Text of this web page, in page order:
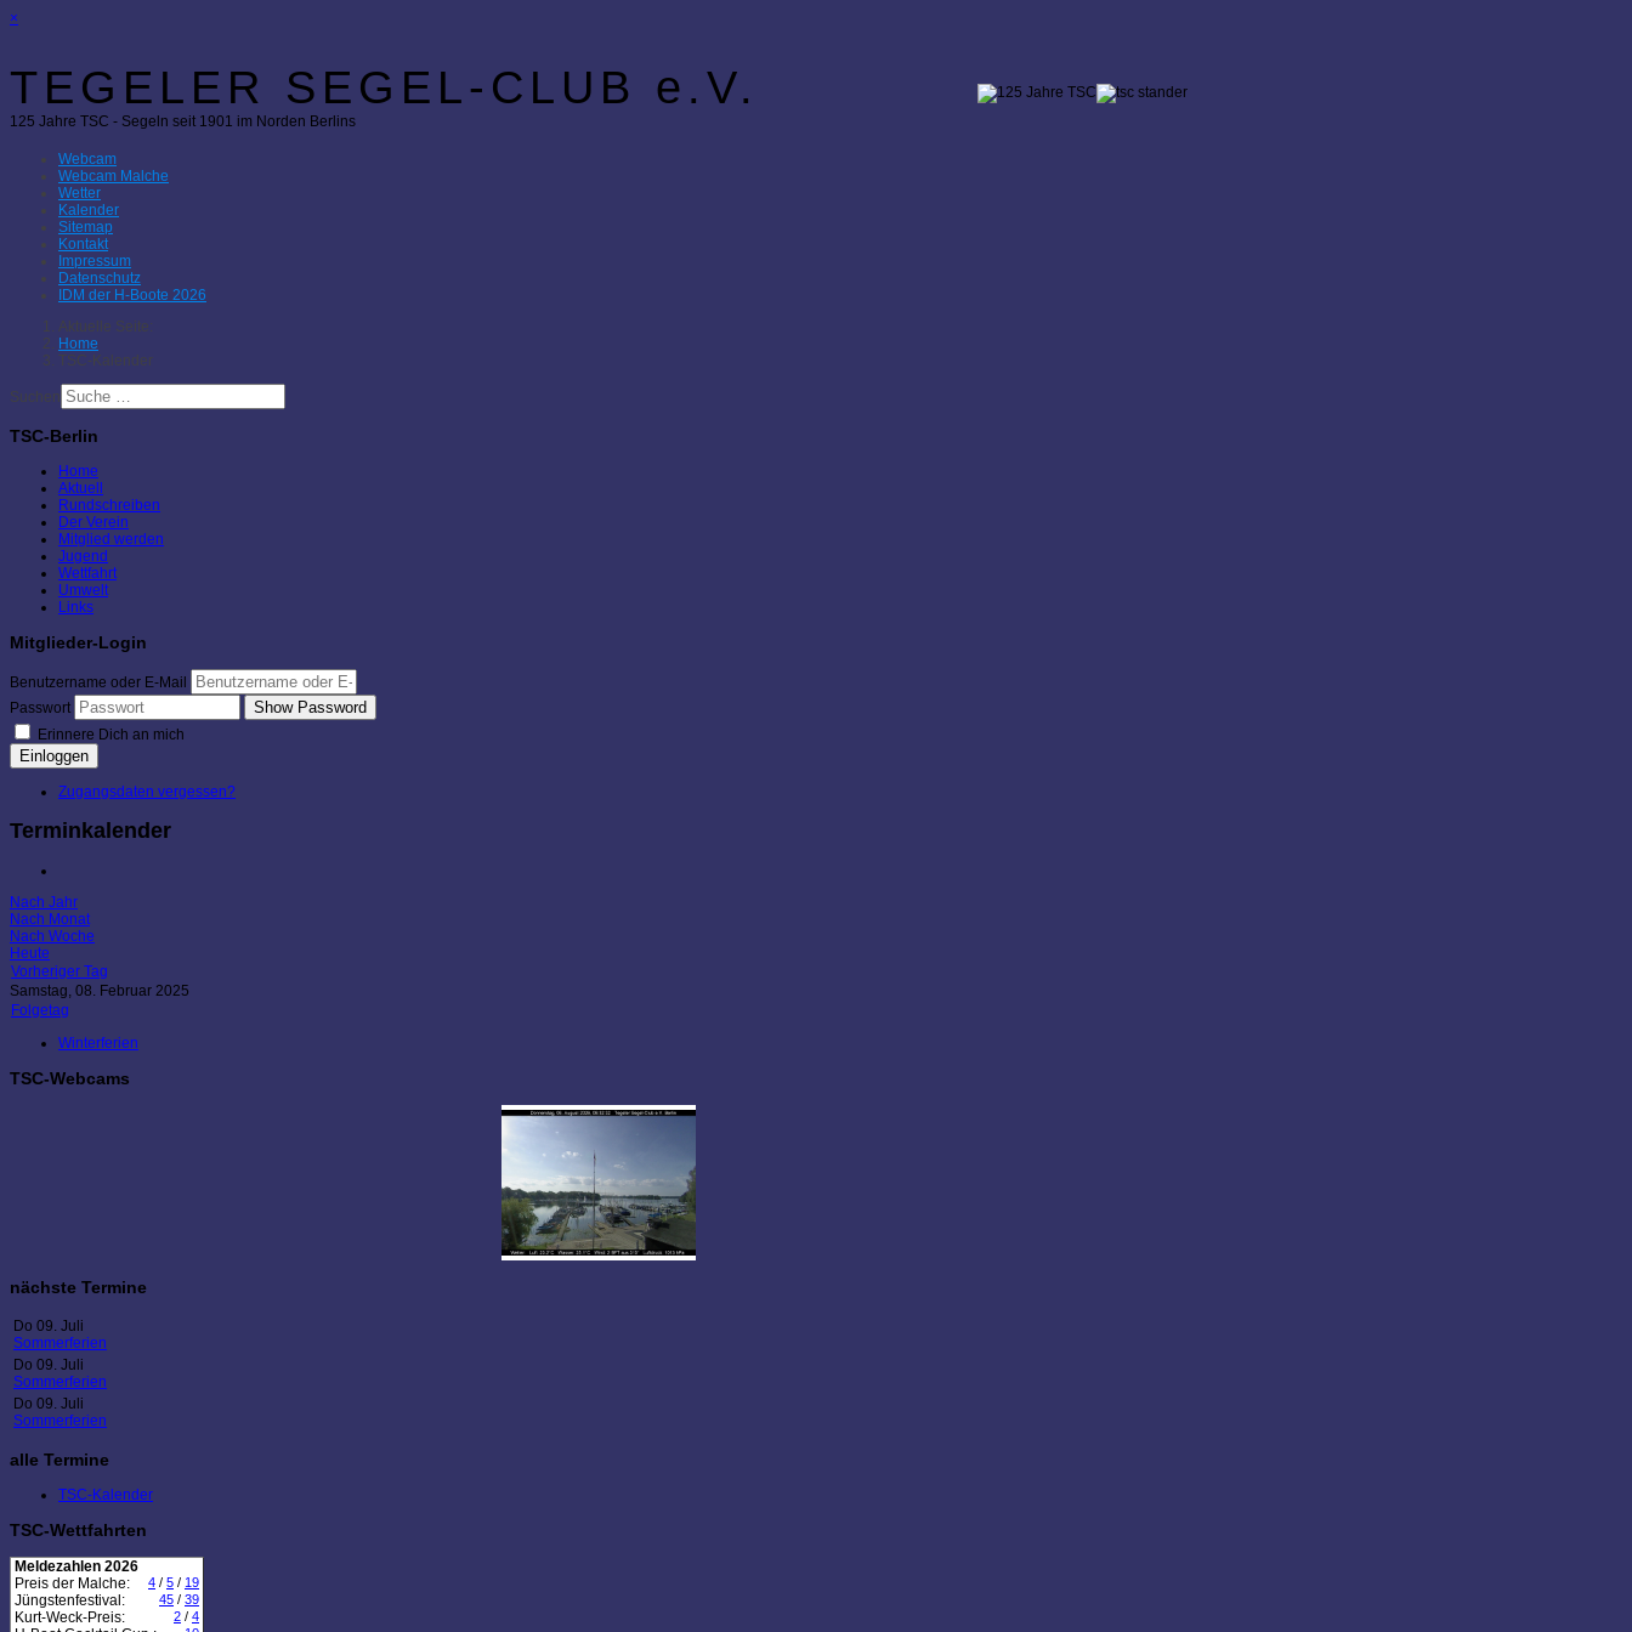
×
TEGELER SEGEL-CLUB e.V.
125 Jahre TSC - Segeln seit 1901 im Norden Berlins
Webcam
Webcam Malche
Wetter
Kalender
Sitemap
Kontakt
Impressum
Datenschutz
IDM der H-Boote 2026
Aktuelle Seite:
Home
TSC-Kalender
Suchen
TSC-Berlin
Home
Aktuell
Rundschreiben
Der Verein
Mitglied werden
Jugend
Wettfahrt
Umwelt
Links
Mitglieder-Login
Benutzername oder E-Mail
Passwort
Show Password
Erinnere Dich an mich
Einloggen
Zugangsdaten vergessen?
Terminkalender
Nach Jahr
Nach Monat
Nach Woche
Heute
Vorheriger Tag
Samstag, 08. Februar 2025
Folgetag
Winterferien
TSC-Webcams
nächste Termine
Do 09. Juli
Sommerferien
Do 09. Juli
Sommerferien
Do 09. Juli
Sommerferien
alle Termine
TSC-Kalender
TSC-Wettfahrten
Meldezahlen 2026
Preis der Malche:
4 / 5 / 19
Jüngstenfestival: 45 / 39
Kurt-Weck-Preis: 2 / 4